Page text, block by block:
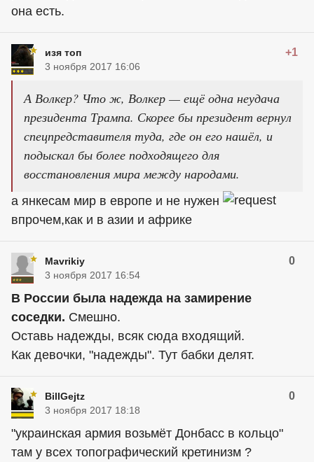
она есть.
изя топ +1
3 ноября 2017 16:06
А Волкер? Что ж, Волкер — ещё одна неудача
президента Трампа. Скорее бы президент вернул
спецпредставителя туда, где он его нашёл, и
подыскал бы более подходящего для
восстановления мира между народами.
а янкесам мир в европе и не нужен
впрочем,как и в азии и африке
Mavrikiy 0
3 ноября 2017 16:54
В России была надежда на замирение
соседки. Смешно.
Оставь надежды, всяк сюда входящий.
Как девочки, "надежды". Тут бабки делят.
BillGejtz 0
3 ноября 2017 18:18
"украинская армия возьмёт Донбасс в кольцо"
там у всех топографический кретинизм ?